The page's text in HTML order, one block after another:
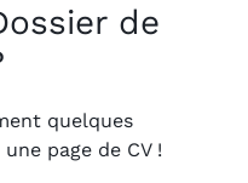
de
quelques
page de CV !